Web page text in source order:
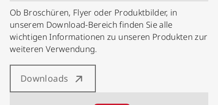
Ob Broschüren, Flyer oder Produktbilder, in
unserem Download-Bereich finden Sie alle
wichtigen Informationen zu unseren Produkten zur
weiteren Verwendung.
Downloads